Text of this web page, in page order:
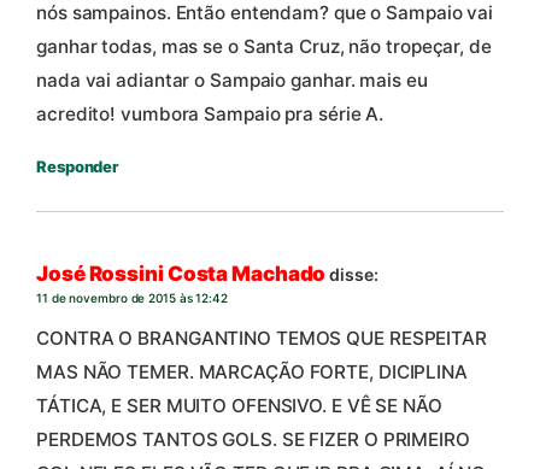
nós sampainos. Então entendam? que o Sampaio vai
ganhar todas, mas se o Santa Cruz, não tropeçar, de
nada vai adiantar o Sampaio ganhar. mais eu
acredito! vumbora Sampaio pra série A.
Responder
José Rossini Costa Machado disse:
11 de novembro de 2015 às 12:42
CONTRA O BRANGANTINO TEMOS QUE RESPEITAR
MAS NÃO TEMER. MARCAÇÃO FORTE, DICIPLINA
TÁTICA, E SER MUITO OFENSIVO. E VÊ SE NÃO
PERDEMOS TANTOS GOLS. SE FIZER O PRIMEIRO